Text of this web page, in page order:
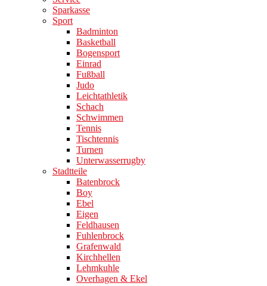
Sparkasse
Sport
Badminton
Basketball
Bogensport
Einrad
Fußball
Judo
Leichtathletik
Schach
Schwimmen
Tennis
Tischtennis
Turnen
Unterwasserrugby
Stadtteile
Batenbrock
Boy
Ebel
Eigen
Feldhausen
Fuhlenbrock
Grafenwald
Kirchhellen
Lehmkuhle
Overhagen & Ekel